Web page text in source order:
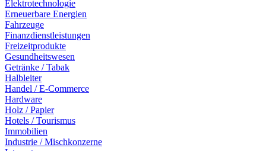
Elektrotechnologie
Erneuerbare Energien
Fahrzeuge
Finanzdienstleistungen
Freizeitprodukte
Gesundheitswesen
Getränke / Tabak
Halbleiter
Handel / E-Commerce
Hardware
Holz / Papier
Hotels / Tourismus
Immobilien
Industrie / Mischkonzerne